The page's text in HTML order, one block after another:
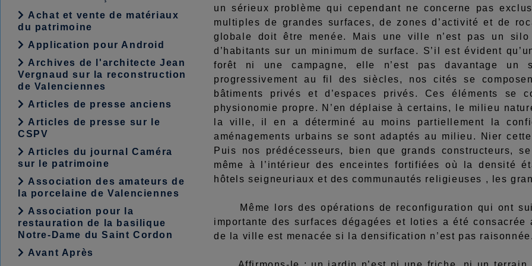
Achat et vente de matériaux
du patrimoine
Application pour Android
Archives de l'architecte Jean
Vergnaud sur la reconstruction
de Valenciennes
Articles de presse anciens
Articles de presse sur le
CSPV
Articles du journal Caméra
sur le patrimoine
Association des amateurs de
la porcelaine de Valenciennes
Association pour la
restauration de la basilique
Notre-Dame du Saint Cordon
Avant Après
un sérieux problème qui cependant ne concerne pas
multiples de grandes surfaces, de zones d’activité et de
globale doit être menée. Mais une ville n’est pas un
d’habitants sur un minimum de surface. S’il est évident
forêt ni une campagne, elle n’est pas davantage un
progressivement au fil des siècles, nos cités se
bâtiments privés et d’espaces privés. Ces éléments
physionomie propre. N’en déplaise à certains, le milieu
la ville, il en a déterminé au moins partiellement la
aménagements urbains se sont adaptés au milieu. Nier
Puis nos prédécesseurs, bien que grands constructeurs,
même à l’intérieur des enceintes fortifiées où la densité
hôtels seigneuriaux et des communautés religieuses , les
Même lors des opérations de reconfiguration qui ont
importante des surfaces dégagées et loties a été
de la ville est menacée si la densification n’est pas